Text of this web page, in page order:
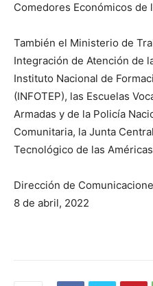
Comedores Económicos de
También el Ministerio de
Integración de Atención de
Instituto Nacional de
(INFOTEP), las Escuelas
Armadas y de la Policía
Comunitaria, la Junta
Tecnológico de las
Dirección de
8 de abril, 2022